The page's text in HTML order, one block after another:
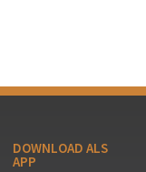
DOWNLOAD ALS
APP